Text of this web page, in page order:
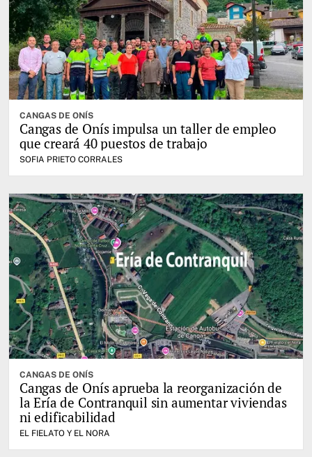
CANGAS DE ONÍS
Cangas de Onís impulsa un taller de empleo
que creará 40 puestos de trabajo
SOFIA PRIETO CORRALES
CANGAS DE ONÍS
Cangas de Onís aprueba la reorganización de
la Ería de Contranquil sin aumentar viviendas
ni edificabilidad
EL FIELATO Y EL NORA